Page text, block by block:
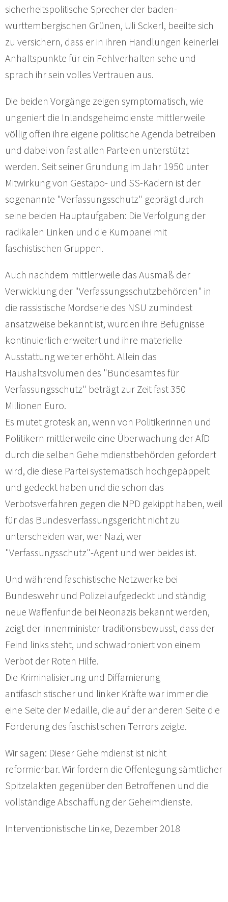
sicherheitspolitische Sprecher der baden-
württembergischen Grünen, Uli Sckerl, beeilte sich
zu versichern, dass er in ihren Handlungen keinerlei
Anhaltspunkte für ein Fehlverhalten sehe und
sprach ihr sein volles Vertrauen aus.
Die beiden Vorgänge zeigen symptomatisch, wie
ungeniert die Inlandsgeheimdienste mittlerweile
völlig offen ihre eigene politische Agenda betreiben
und dabei von fast allen Parteien unterstützt
werden. Seit seiner Gründung im Jahr 1950 unter
Mitwirkung von Gestapo- und SS-Kadern ist der
sogenannte "Verfassungsschutz" geprägt durch
seine beiden Hauptaufgaben: Die Verfolgung der
radikalen Linken und die Kumpanei mit
faschistischen Gruppen.
Auch nachdem mittlerweile das Ausmaß der
Verwicklung der "Verfassungsschutzbehörden" in
die rassistische Mordserie des NSU zumindest
ansatzweise bekannt ist, wurden ihre Befugnisse
kontinuierlich erweitert und ihre materielle
Ausstattung weiter erhöht. Allein das
Haushaltsvolumen des "Bundesamtes für
Verfassungsschutz" beträgt zur Zeit fast 350
Millionen Euro.
Es mutet grotesk an, wenn von Politikerinnen und
Politikern mittlerweile eine Überwachung der AfD
durch die selben Geheimdienstbehörden gefordert
wird, die diese Partei systematisch hochgepäppelt
und gedeckt haben und die schon das
Verbotsverfahren gegen die NPD gekippt haben, weil
für das Bundesverfassungsgericht nicht zu
unterscheiden war, wer Nazi, wer
"Verfassungsschutz"-Agent und wer beides ist.
Und während faschistische Netzwerke bei
Bundeswehr und Polizei aufgedeckt und ständig
neue Waffenfunde bei Neonazis bekannt werden,
zeigt der Innenminister traditionsbewusst, dass der
Feind links steht, und schwadroniert von einem
Verbot der Roten Hilfe.
Die Kriminalisierung und Diffamierung
antifaschistischer und linker Kräfte war immer die
eine Seite der Medaille, die auf der anderen Seite die
Förderung des faschistischen Terrors zeigte.
Wir sagen: Dieser Geheimdienst ist nicht
reformierbar. Wir fordern die Offenlegung sämtlicher
Spitzelakten gegenüber den Betroffenen und die
vollständige Abschaffung der Geheimdienste.
Interventionistische Linke, Dezember 2018